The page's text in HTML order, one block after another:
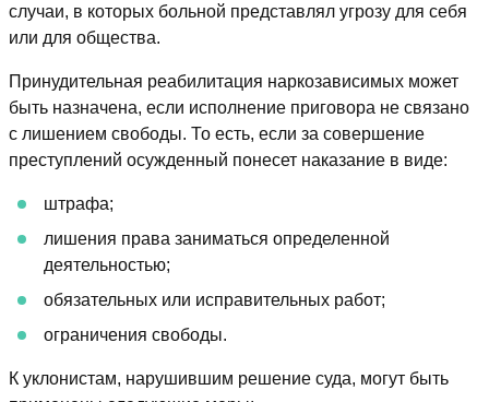
случаи, в которых больной представлял угрозу для себя
или для общества.
Принудительная реабилитация наркозависимых может
быть назначена, если исполнение приговора не связано
с лишением свободы. То есть, если за совершение
преступлений осужденный понесет наказание в виде:
штрафа;
лишения права заниматься определенной
деятельностью;
обязательных или исправительных работ;
ограничения свободы.
К уклонистам, нарушившим решение суда, могут быть